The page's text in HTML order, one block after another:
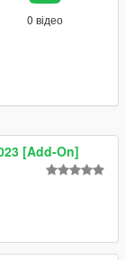
0 відео
[Add-On]